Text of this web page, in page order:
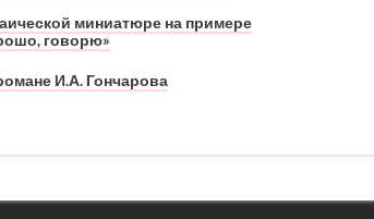
миниатюре на примере
говорю»
И.А. Гончарова